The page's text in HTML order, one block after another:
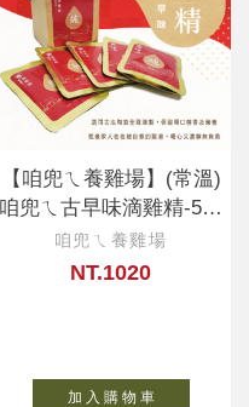
【咱兜ㄟ養雞場】(常溫)
咱兜ㄟ古早味滴雞精-5入
組禮盒
咱兜ㄟ養雞場
NT.1020
加 入 購 物 車